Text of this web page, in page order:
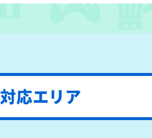
対応エリア